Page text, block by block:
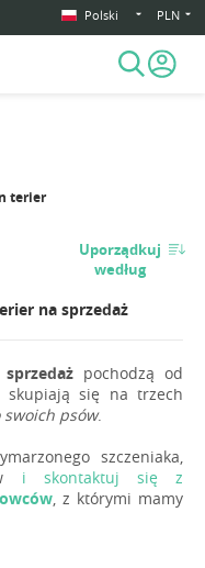
Polski PLN
terier
Uporządkuj
według
na sprzedaż
pochodzą od
skupiają się na trzech
swoich psów.
szczeniaka,
i skontaktuj się z
, z którymi mamy